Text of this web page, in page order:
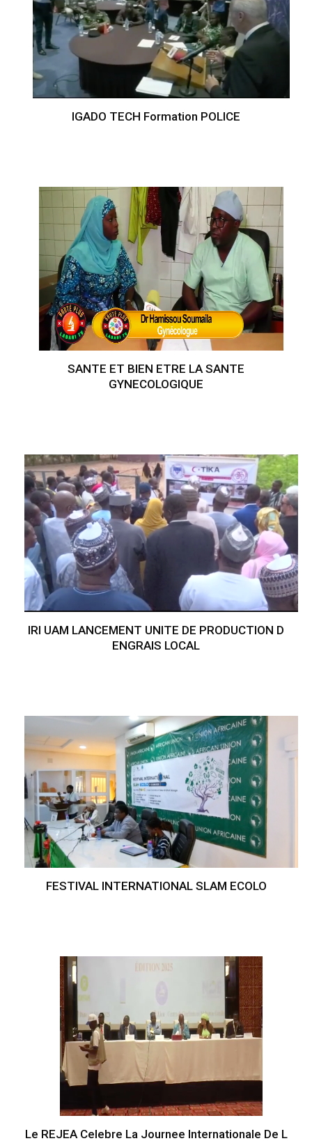
IGADO TECH Formation POLICE
SANTE ET BIEN ETRE LA SANTE
GYNECOLOGIQUE
IRI UAM LANCEMENT UNITE DE PRODUCTION D
ENGRAIS LOCAL
FESTIVAL INTERNATIONAL SLAM ECOLO
Le REJEA Celebre La Journee Internationale De L